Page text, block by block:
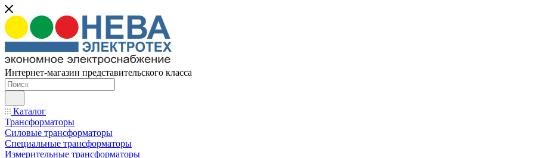
Интернет-магазин представительского класса
Каталог
Трансформаторы
Силовые трансформаторы
Специальные трансформаторы
Измерительные трансформаторы